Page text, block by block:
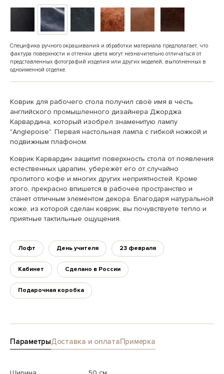
Специфика ручного окрашивания и обработки материала предполагает, что
фактура поверхности и оттенки цвета могут незначительно отличаться от
представленных фотографий изделия или других моделей, выполненных в
одноименной отделке.
Коврик для рабочего стола получил своё имя в честь
английского промышленного дизайнера Джорджа
Карвардина, который изобрел знаменитую лампу
"Anglepoise". Первая настольная лампа с гибкой ножкой и
подвижным плафоном.
Коврик Карвардин защитит поверхность стола от появления
естественных царапин, убережёт его от случайно
пролитого кофе и многих других неприятностей. Кроме
этого, прекрасно впишется в рабочее пространство и
станет отличным элементом декора. Благодаря натуральной
коже, из которой сделан коврик, вы почувствуете тепло и
приятные тактильные ощущения.
Лофт День учителя 23 февраля
Кабинет Сделано в России
Подарочная коробка
ПараметрыДоставка и оплатаПримерка